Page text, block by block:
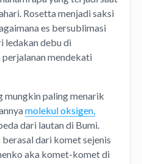
Rosetta menjadi saksi
es bersublimasi
ledakan debu di
mendekati
mungkin paling menarik
molekul oksigen,
dari lautan di Bumi.
dari komet sejenis
aka komet-komet di